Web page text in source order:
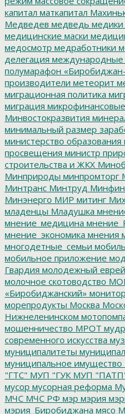
капитал маткапитал
Медведев медведь медики
медицинские маски
медосмотр медработники
делегация
полумарафон
производители метеорит
миграционная политика
миграция
Минвостокразвития
минимальный размер
министерство
просвещения министр
строительства и ЖКХ
Минприроды минпромторг
Минтранс Минтруд Минфин
Минэнерго МИР митинг
младенцы Младушка
мнение_медицина
мнение_экономика мнения
многодетные_семьи
мобильное приложение
Гвардия молодежный
молочное скотоводство
«Биробиджанский»
морепродукты Москва
Нижнеленинском
мошенничество МРОТ
современного искусства
муниципалитеты
муниципальное имущество
"ГТС" МУП "ГУК МУП
мусор мусорная реформа
МЧС МЧС РФ мэр мэрия
мэрия_Биробиджана мясо